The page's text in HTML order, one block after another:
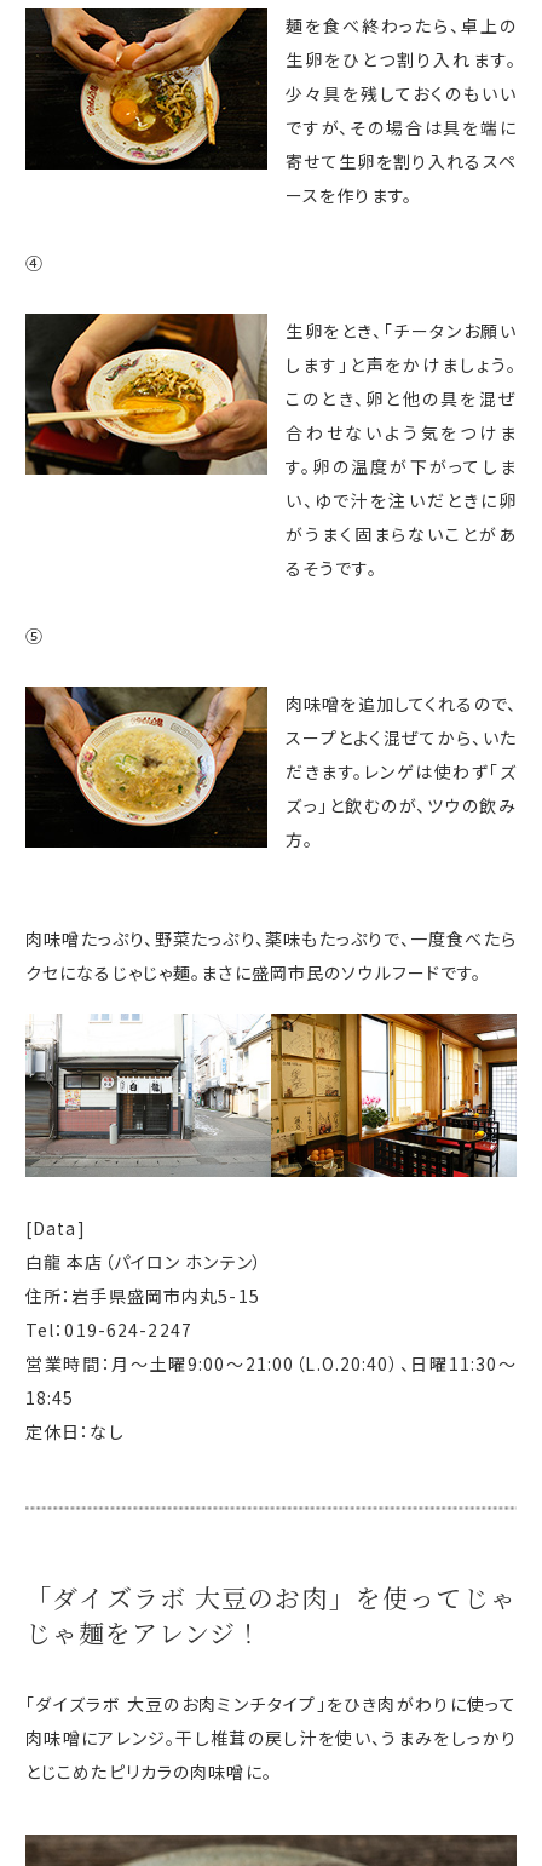
麺を食べ終わったら、卓上の
生卵をひとつ割り入れます。
少々具を残しておくのもいい
ですが、その場合は具を端に
寄せて生卵を割り入れるスペ
ースを作ります。
④
生卵をとき、「チータンお願い
します」と声をかけましょう。
このとき、卵と他の具を混ぜ
合わせないよう気をつけま
す。卵の温度が下がってしま
い、ゆで汁を注いだときに卵
がうまく固まらないことがあ
るそうです。
⑤
肉味噌を追加してくれるので、
スープとよく混ぜてから、いた
だきます。レンゲは使わず「ズ
ズっ」と飲むのが、ツウの飲み
方。
肉味噌たっぷり、野菜たっぷり、薬味もたっぷりで、一度食べたら
クセになるじゃじゃ麺。まさに盛岡市民のソウルフードです。
[Data]
白龍 本店（パイロン ホンテン）
住所：岩手県盛岡市内丸5-15
Tel：019-624-2247
営業時間：月～土曜9:00～21:00（L.O.20:40）、日曜11:30～
18:45
定休日：なし
「ダイズラボ 大豆のお肉」を使ってじゃ
じゃ麺をアレンジ！
「ダイズラボ 大豆のお肉ミンチタイプ」をひき肉がわりに使って
肉味噌にアレンジ。干し椎茸の戻し汁を使い、うまみをしっかり
とじこめたピリカラの肉味噌に。